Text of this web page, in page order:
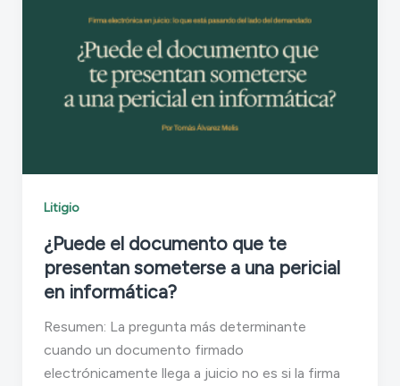
Litigio
¿Puede el documento que te
presentan someterse a una pericial
en informática?
Resumen: La pregunta más determinante
cuando un documento firmado
electrónicamente llega a juicio no es si la firma